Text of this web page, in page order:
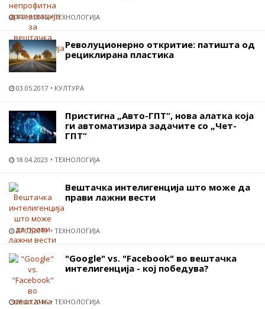
14.12.2015 ТЕХНОЛОГИЈА
Револуционерно откритие: патишта од
рециклирана пластика
03.05.2017 КУЛТУРА
Пристигна „Авто-ГПТ“, нова алатка која
ги автоматизира задачите со „Чет-
ГПТ“
18.04.2023 ТЕХНОЛОГИЈА
Вештачка интелигенција што може да
прави лажни вести
27.02.2019 ТЕХНОЛОГИЈА
"Google" vs. "Facebook" во вештачка
интелигенција - кој победува?
28.01.2016 ТЕХНОЛОГИЈА